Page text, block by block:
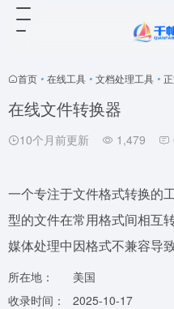
首页 • 在线工具 • 文档处理工具 •
在线文件转换器
10个月前更新 1,479
一个专注于文件格式转换的
型的文件在常用格式间相互
媒体处理中因格式不兼容导
所在地：
美国
收录时间：
2025-10-17